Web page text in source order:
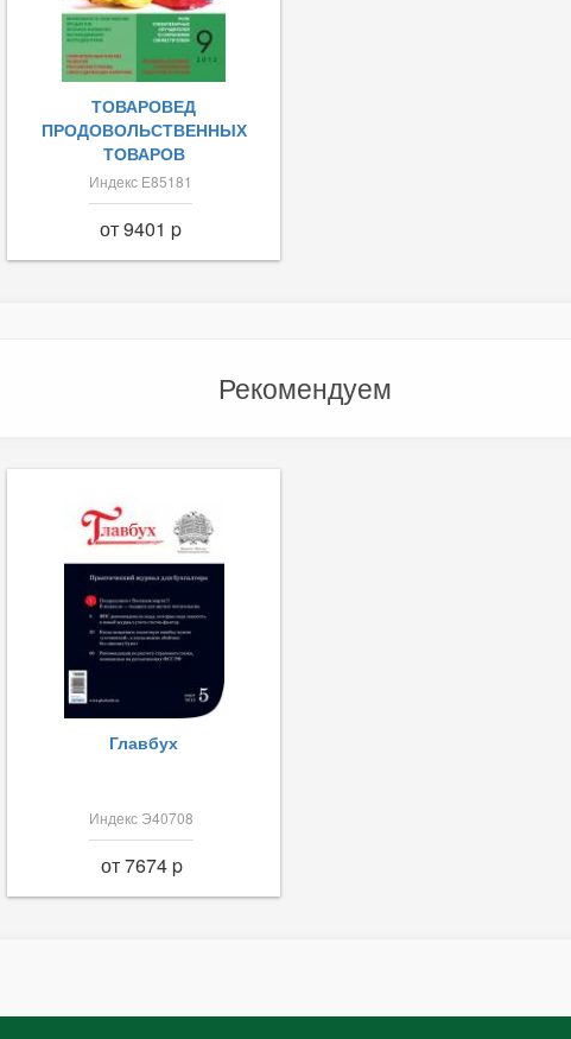
ТОВАРОВЕД
ПРОДОВОЛЬСТВЕННЫХ
ТОВАРОВ
Индекс Е85181
от 9401 p
Рекомендуем
Главбух
Индекс Э40708
от 7674 p